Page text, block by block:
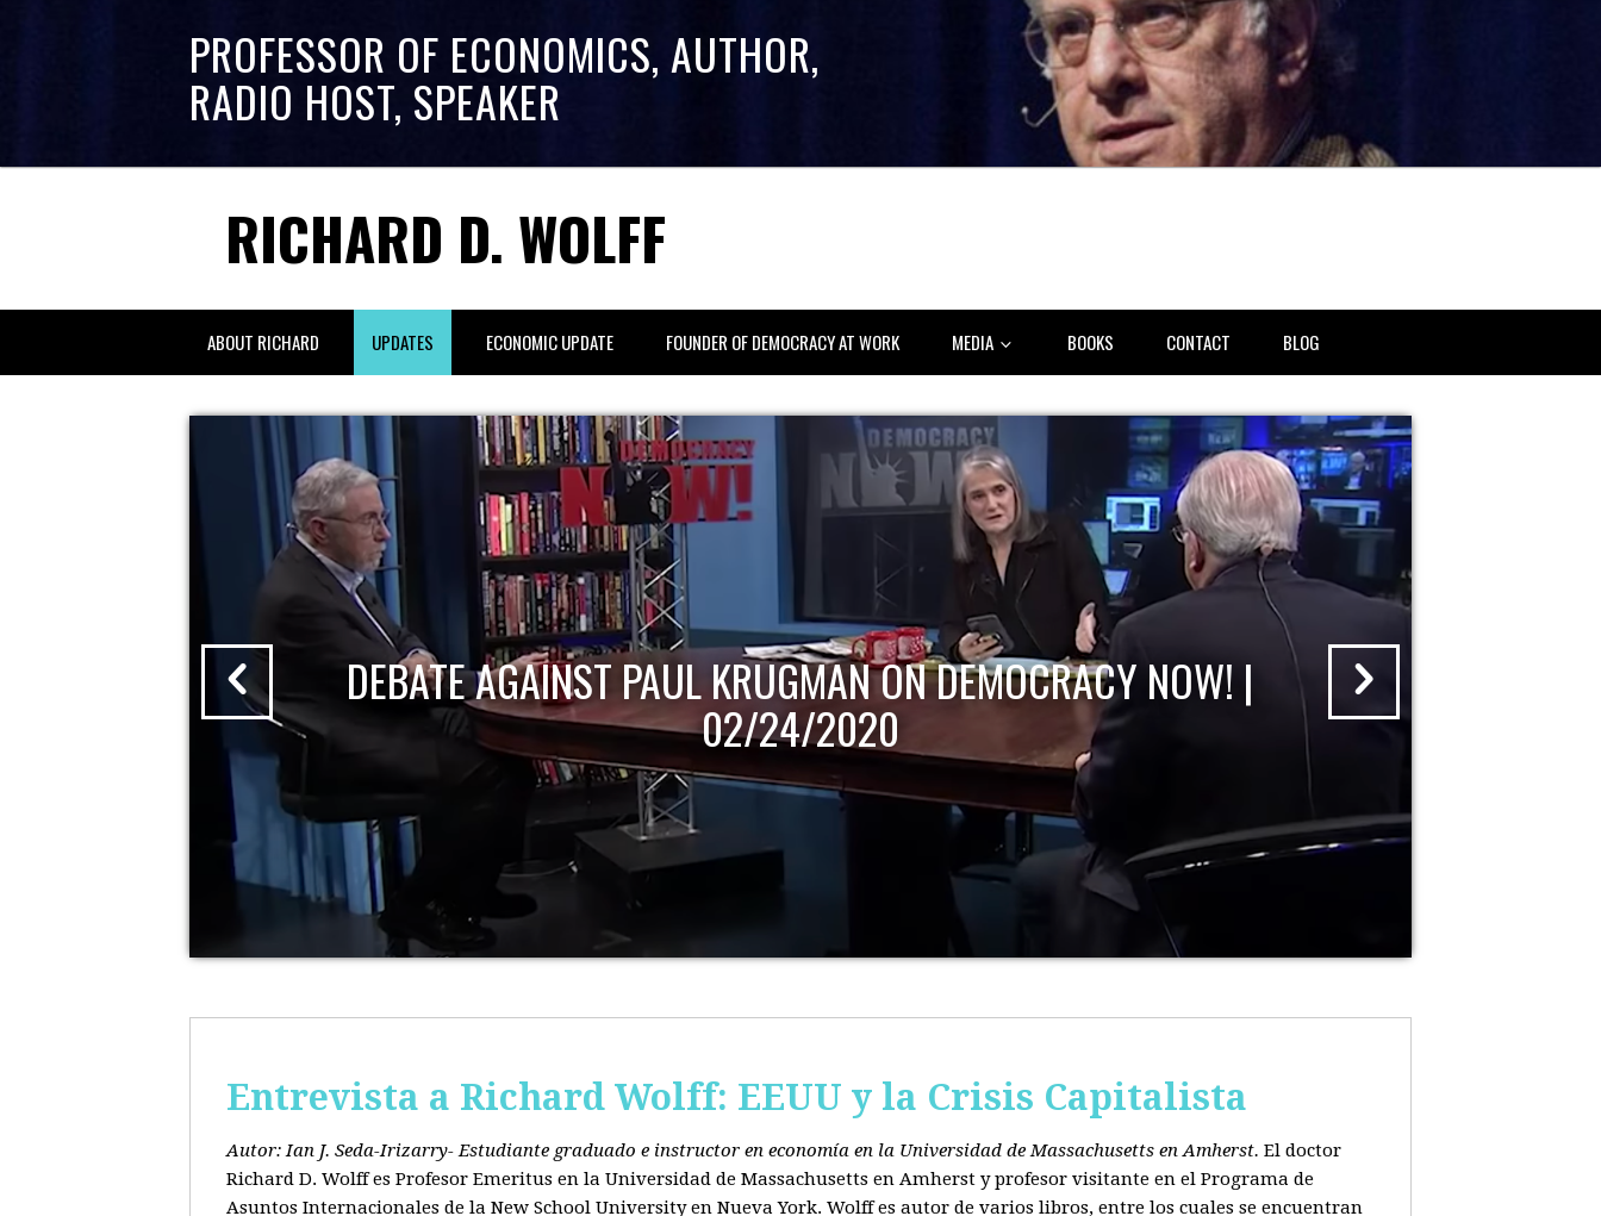
PROFESSOR OF ECONOMICS, AUTHOR,
RADIO HOST, SPEAKER
RICHARD D. WOLFF
ABOUT RICHARD UPDATES ECONOMIC UPDATE FOUNDER OF DEMOCRACY AT WORK MEDIA BOOKS CONTACT BLOG
DEBATE AGAINST PAUL KRUGMAN ON DEMOCRACY NOW! |
02/24/2020
Entrevista a Richard Wolff: EEUU y la Crisis Capitalista
Autor: Ian J. Seda-Irizarry- Estudiante graduado e instructor en economía en la Universidad de Massachusetts en Amherst. El doctor
Richard D. Wolff es Profesor Emeritus en la Universidad de Massachusetts en Amherst y profesor visitante en el Programa de
Asuntos Internacionales de la New School University en Nueva York. Wolff es autor de varios libros, entre los cuales se encuentran